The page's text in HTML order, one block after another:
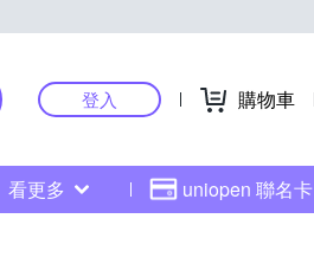
登入 購物車
看更多 uniopen 聯名卡